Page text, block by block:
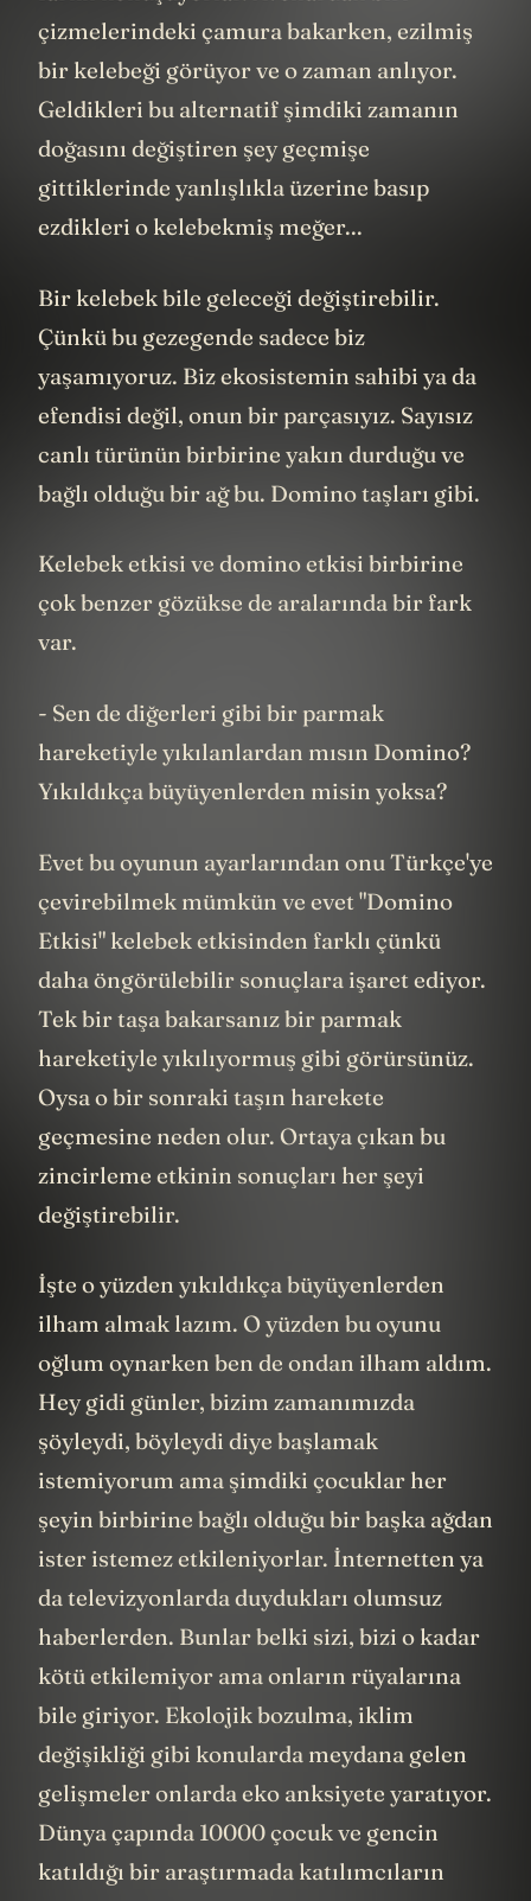
çizmelerindeki çamura bakarken, ezilmiş
bir kelebeği görüyor ve o zaman anlıyor.
Geldikleri bu alternatif şimdiki zamanın
doğasını değiştiren şey geçmişe
gittiklerinde yanlışlıkla üzerine basıp
ezdikleri o kelebekmiş meğer...
Bir kelebek bile geleceği değiştirebilir.
Çünkü bu gezegende sadece biz
yaşamıyoruz. Biz ekosistemin sahibi ya da
efendisi değil, onun bir parçasıyız. Sayısız
canlı türünün birbirine yakın durduğu ve
bağlı olduğu bir ağ bu. Domino taşları gibi.
Kelebek etkisi ve domino etkisi birbirine
çok benzer gözükse de aralarında bir fark
var.
- Sen de diğerleri gibi bir parmak
hareketiyle yıkılanlardan mısın Domino?
Yıkıldıkça büyüyenlerden misin yoksa?
Evet bu oyunun ayarlarından onu Türkçe'ye
çevirebilmek mümkün ve evet "Domino
Etkisi" kelebek etkisinden farklı çünkü
daha öngörülebilir sonuçlara işaret ediyor.
Tek bir taşa bakarsanız bir parmak
hareketiyle yıkılıyormuş gibi görürsünüz.
Oysa o bir sonraki taşın harekete
geçmesine neden olur. Ortaya çıkan bu
zincirleme etkinin sonuçları her şeyi
değiştirebilir.
İşte o yüzden yıkıldıkça büyüyenlerden
ilham almak lazım. O yüzden bu oyunu
oğlum oynarken ben de ondan ilham aldım.
Hey gidi günler, bizim zamanımızda
şöyleydi, böyleydi diye başlamak
istemiyorum ama şimdiki çocuklar her
şeyin birbirine bağlı olduğu bir başka ağdan
ister istemez etkileniyorlar. İnternetten ya
da televizyonlarda duydukları olumsuz
haberlerden. Bunlar belki sizi, bizi o kadar
kötü etkilemiyor ama onların rüyalarına
bile giriyor. Ekolojik bozulma, iklim
değişikliği gibi konularda meydana gelen
gelişmeler onlarda eko anksiyete yaratıyor.
Dünya çapında 10000 çocuk ve gencin
katıldığı bir araştırmada katılımcıların